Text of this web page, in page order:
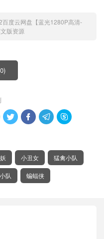
百度云网盘【蓝光1280P高清-
版资源
0)
   
小丑女 猛禽小队
队 蝙蝠侠